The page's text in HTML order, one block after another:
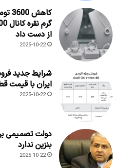
از دست داد
2025-10-22
ایران با قیمت
2025-10-22
دولت تصمیمی
بنزین ندارد
2025-10-22